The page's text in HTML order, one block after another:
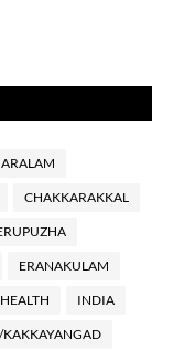
ARALAM
CHAKKARAKKAL
ERANAKULAM
HEALTH INDIA
KAKKAYANGAD